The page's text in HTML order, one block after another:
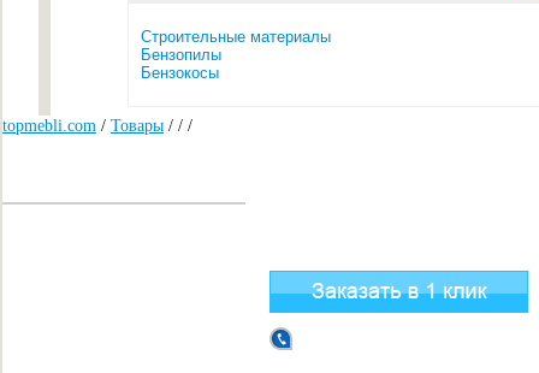
Строительные материалы
Бензопилы
Бензокосы
topmebli.com / Товары / / /